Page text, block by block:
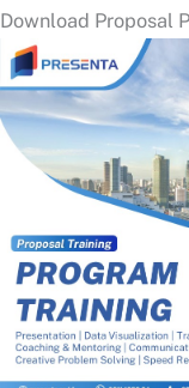
Download Proposal